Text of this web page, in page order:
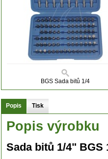
BGS Sada bitů 1/4
Popis Tisk
Popis výrobku
Sada bitů 1/4"